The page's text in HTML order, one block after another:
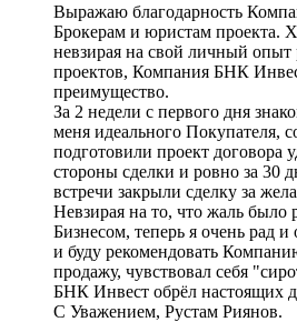
Выражаю благодарность
Брокерам и юристам проекта.
невзирая на свой личный опыт
проектов, Компания БНК
преимущество.
За 2 недели с первого дня
меня идеального Покупателя,
подготовили проект договора
стороны сделки и ровно за 30
встречи закрыли сделку за
Невзирая на то, что жаль было
Бизнесом, теперь я очень рад
и буду рекомендовать
продажу, чувствовал себя
БНК Инвест обрёл настоящих
С Уважением, Рустам Риянов.